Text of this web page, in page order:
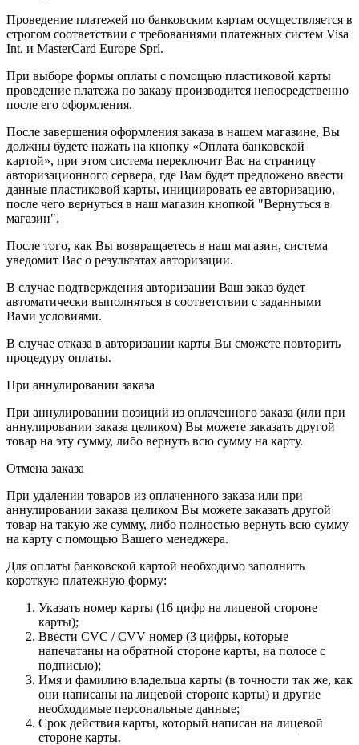
Проведение платежей по банковским картам осуществляется в
строгом соответствии с требованиями платежных систем Visa
Int. и MasterCard Europe Sprl.
При выборе формы оплаты с помощью пластиковой карты
проведение платежа по заказу производится непосредственно
после его оформления.
После завершения оформления заказа в нашем магазине, Вы
должны будете нажать на кнопку «Оплата банковской
картой», при этом система переключит Вас на страницу
авторизационного сервера, где Вам будет предложено ввести
данные пластиковой карты, инициировать ее авторизацию,
после чего вернуться в наш магазин кнопкой "Вернуться в
магазин".
После того, как Вы возвращаетесь в наш магазин, система
уведомит Вас о результатах авторизации.
В случае подтверждения авторизации Ваш заказ будет
автоматически выполняться в соответствии с заданными
Вами условиями.
В случае отказа в авторизации карты Вы сможете повторить
процедуру оплаты.
При аннулировании заказа
При аннулировании позиций из оплаченного заказа (или при
аннулировании заказа целиком) Вы можете заказать другой
товар на эту сумму, либо вернуть всю сумму на карту.
Отмена заказа
При удалении товаров из оплаченного заказа или при
аннулировании заказа целиком Вы можете заказать другой
товар на такую же сумму, либо полностью вернуть всю сумму
на карту с помощью Вашего менеджера.
Для оплаты банковской картой необходимо заполнить
короткую платежную форму:
Указать номер карты (16 цифр на лицевой стороне
карты);
Ввести CVC / CVV номер (3 цифры, которые
напечатаны на обратной стороне карты, на полосе с
подписью);
Имя и фамилию владельца карты (в точности так же, как
они написаны на лицевой стороне карты) и другие
необходимые персональные данные;
Срок действия карты, который написан на лицевой
стороне карты.